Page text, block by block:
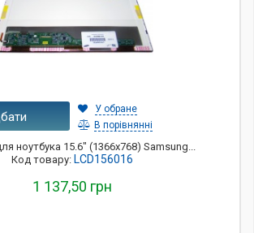
У обране
В порівнянні
ноутбука 15.6" (1366x768) Samsung...
Код товару: LCD156016
1 137,50 грн